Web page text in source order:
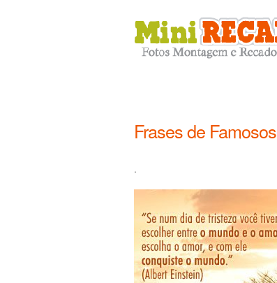
Frases de Famosos
.